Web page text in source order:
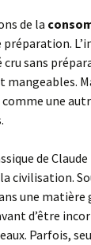
de la
préparation.
sans
comme une
de
civilisation.
une matière
d’être
Parfois,